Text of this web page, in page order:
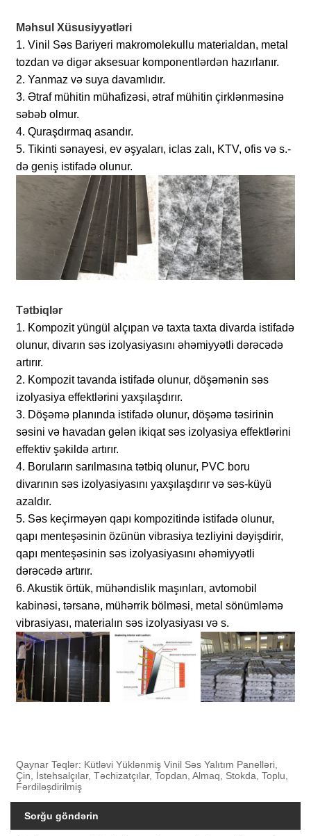
Məhsul Xüsusiyyətləri
1. Vinil Səs Bariyeri makromolekullu materialdan, metal
tozdan və digər aksesuar komponentlərdən hazırlanır.
2. Yanmaz və suya davamlıdır.
3. Ətraf mühitin mühafizəsi, ətraf mühitin çirklənməsinə
səbəb olmur.
4. Quraşdırmaq asandır.
5. Tikinti sənayesi, ev əşyaları, iclas zalı, KTV, ofis və s.-
də geniş istifadə olunur.
Tətbiqlər
1. Kompozit yüngül alçıpan və taxta taxta divarda istifadə
olunur, divarın səs izolyasiyasını əhəmiyyətli dərəcədə
artırır.
2. Kompozit tavanda istifadə olunur, döşəmənin səs
izolyasiya effektlərini yaxşılaşdırır.
3. Döşəmə planında istifadə olunur, döşəmə təsirinin
səsini və havadan gələn ikiqat səs izolyasiya effektlərini
effektiv şəkildə artırır.
4. Boruların sarılmasına tətbiq olunur, PVC boru
divarının səs izolyasiyasını yaxşılaşdırır və səs-küyü
azaldır.
5. Səs keçirməyən qapı kompozitində istifadə olunur,
qapı menteşəsinin özünün vibrasiya tezliyini dəyişdirir,
qapı menteşəsinin səs izolyasiyasını əhəmiyyətli
dərəcədə artırır.
6. Akustik örtük, mühəndislik maşınları, avtomobil
kabinəsi, tərsanə, mühərrik bölməsi, metal sönümləmə
vibrasiyası, materialın səs izolyasiyası və s.
Qaynar Teqlər: Kütləvi Yüklənmiş Vinil Səs Yalıtım Panelləri,
Çin, İstehsalçılar, Təchizatçılar, Topdan, Almaq, Stokda, Toplu,
Fərdiləşdirilmiş
Sorğu göndərin